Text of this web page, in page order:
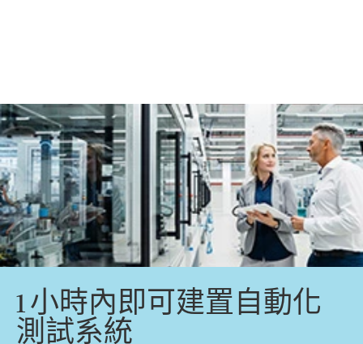
1 小時內即可 建置 自動化
測試系統